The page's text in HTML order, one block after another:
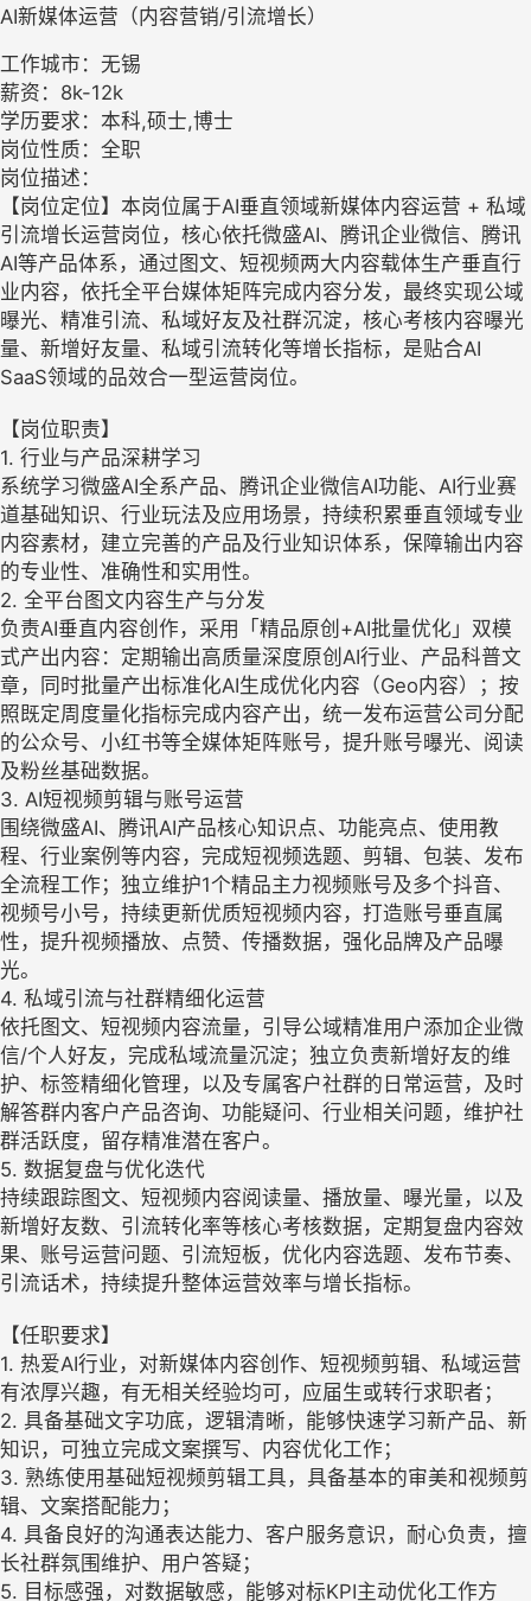
AI新媒体运营（内容营销/引流增长）
工作城市：无锡
薪资：8k-12k
学历要求：本科,硕士,博士
岗位性质：全职
岗位描述：
【岗位定位】本岗位属于AI垂直领域新媒体内容运营 + 私域
引流增长运营岗位，核心依托微盛AI、腾讯企业微信、腾讯
AI等产品体系，通过图文、短视频两大内容载体生产垂直行
业内容，依托全平台媒体矩阵完成内容分发，最终实现公域
曝光、精准引流、私域好友及社群沉淀，核心考核内容曝光
量、新增好友量、私域引流转化等增长指标，是贴合AI
SaaS领域的品效合一型运营岗位。
【岗位职责】
1. 行业与产品深耕学习
系统学习微盛AI全系产品、腾讯企业微信AI功能、AI行业赛
道基础知识、行业玩法及应用场景，持续积累垂直领域专业
内容素材，建立完善的产品及行业知识体系，保障输出内容
的专业性、准确性和实用性。
2. 全平台图文内容生产与分发
负责AI垂直内容创作，采用「精品原创+AI批量优化」双模
式产出内容：定期输出高质量深度原创AI行业、产品科普文
章，同时批量产出标准化AI生成优化内容（Geo内容）；按
照既定周度量化指标完成内容产出，统一发布运营公司分配
的公众号、小红书等全媒体矩阵账号，提升账号曝光、阅读
及粉丝基础数据。
3. AI短视频剪辑与账号运营
围绕微盛AI、腾讯AI产品核心知识点、功能亮点、使用教
程、行业案例等内容，完成短视频选题、剪辑、包装、发布
全流程工作；独立维护1个精品主力视频账号及多个抖音、
视频号小号，持续更新优质短视频内容，打造账号垂直属
性，提升视频播放、点赞、传播数据，强化品牌及产品曝
光。
4. 私域引流与社群精细化运营
依托图文、短视频内容流量，引导公域精准用户添加企业微
信/个人好友，完成私域流量沉淀；独立负责新增好友的维
护、标签精细化管理，以及专属客户社群的日常运营，及时
解答群内客户产品咨询、功能疑问、行业相关问题，维护社
群活跃度，留存精准潜在客户。
5. 数据复盘与优化迭代
持续跟踪图文、短视频内容阅读量、播放量、曝光量，以及
新增好友数、引流转化率等核心考核数据，定期复盘内容效
果、账号运营问题、引流短板，优化内容选题、发布节奏、
引流话术，持续提升整体运营效率与增长指标。
【任职要求】
1. 热爱AI行业，对新媒体内容创作、短视频剪辑、私域运营
有浓厚兴趣，有无相关经验均可，应届生或转行求职者；
2. 具备基础文字功底，逻辑清晰，能够快速学习新产品、新
知识，可独立完成文案撰写、内容优化工作；
3. 熟练使用基础短视频剪辑工具，具备基本的审美和视频剪
辑、文案搭配能力；
4. 具备良好的沟通表达能力、客户服务意识，耐心负责，擅
长社群氛围维护、用户答疑；
5. 目标感强，对数据敏感，能够对标KPI主动优化工作方